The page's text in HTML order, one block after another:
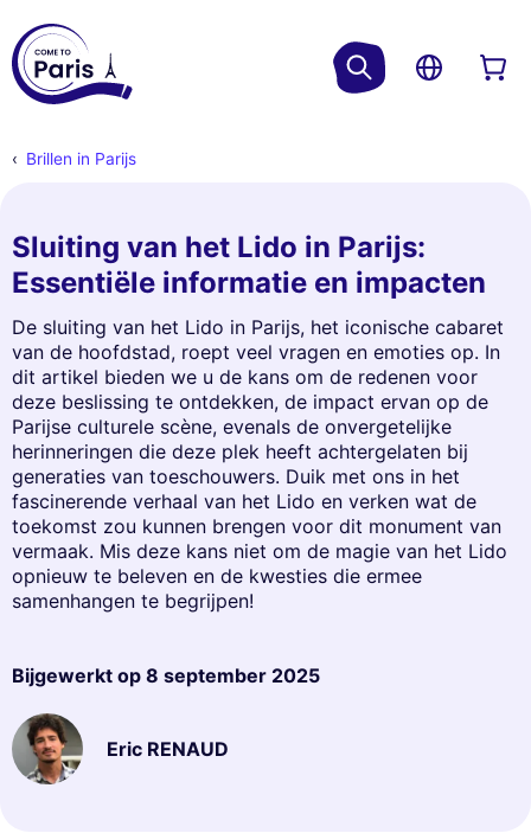
Brillen in Parijs
Sluiting van het Lido in Parijs:
Essentiële informatie en impacten
De sluiting van het Lido in Parijs, het iconische cabaret
van de hoofdstad, roept veel vragen en emoties op. In
dit artikel bieden we u de kans om de redenen voor
deze beslissing te ontdekken, de impact ervan op de
Parijse culturele scène, evenals de onvergetelijke
herinneringen die deze plek heeft achtergelaten bij
generaties van toeschouwers. Duik met ons in het
fascinerende verhaal van het Lido en verken wat de
toekomst zou kunnen brengen voor dit monument van
vermaak. Mis deze kans niet om de magie van het Lido
opnieuw te beleven en de kwesties die ermee
samenhangen te begrijpen!
Bijgewerkt op 8 september 2025
Eric RENAUD